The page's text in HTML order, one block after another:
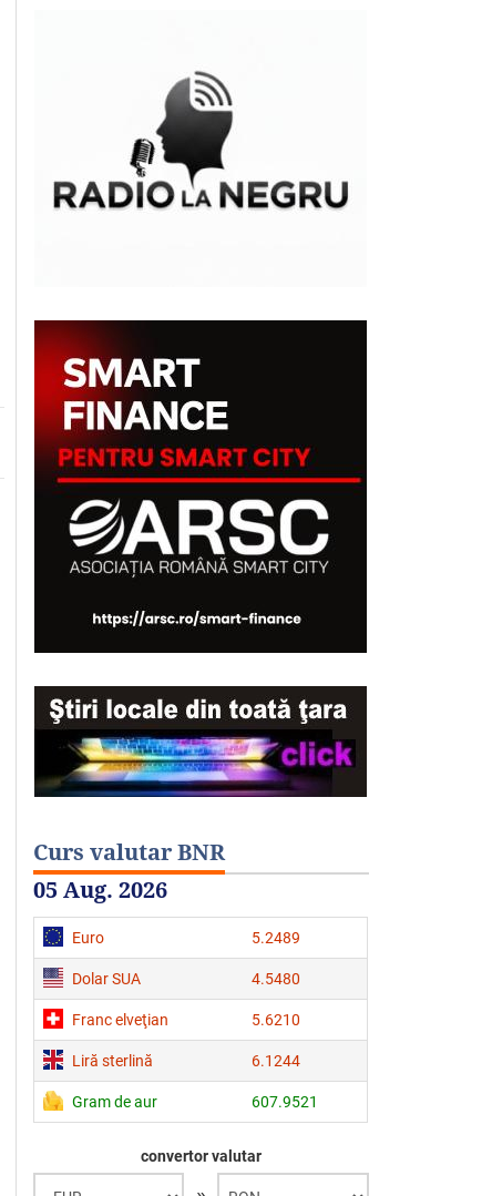
Curs valutar BNR
05 Aug. 2026
Euro 5.2489
Dolar SUA 4.5480
Franc elveţian 5.6210
Liră sterlină 6.1244
Gram de aur 607.9521
convertor valutar